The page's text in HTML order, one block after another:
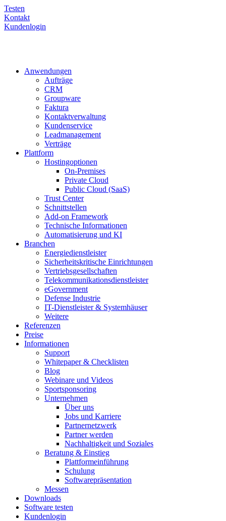
Testen
Kontakt
Kundenlogin
Anwendungen
Aufträge
CRM
Groupware
Faktura
Kontaktverwaltung
Kundenservice
Leadmanagement
Verträge
Plattform
Hostingoptionen
On-Premises
Private Cloud
Public Cloud (SaaS)
Trust Center
Schnittstellen
Add-on Framework
Technische Informationen
Automatisierung und KI
Branchen
Energiedienstleister
Sicherheitskritische Einrichtungen
Vertriebsgesellschaften
Telekommunikationsdienstleister
eGovernment
Defense Industrie
IT-Dienstleister & Systemhäuser
Weitere
Referenzen
Preise
Informationen
Support
Whitepaper & Checklisten
Blog
Webinare und Videos
Sportsponsoring
Unternehmen
Über uns
Jobs und Karriere
Partnernetzwerk
Partner werden
Nachhaltigkeit und Soziales
Beratung & Einstieg
Plattformeinführung
Schulung
Softwarepräsentation
Messen
Downloads
Software testen
Kundenlogin